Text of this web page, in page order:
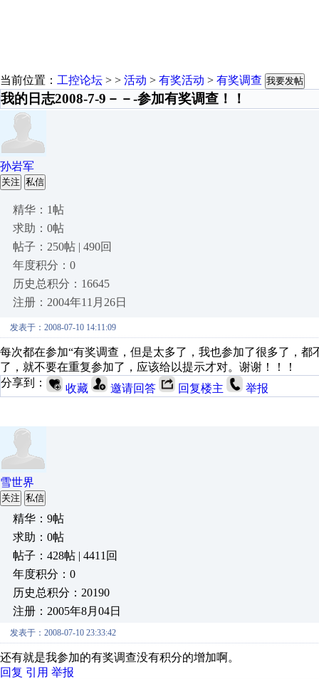
当前位置： 工控论坛 > > 活动 > 有奖活动 > 有奖调查 我要发帖
我的日志2008-7-9－－-参加有奖调查！！
孙岩军
关注 私信
精华：1帖
求助：0帖
帖子：250帖 | 490回
年度积分：0
历史总积分：16645
注册：2004年11月26日
发表于：2008-07-10 14:11:09
每次都在参加“有奖调查，但是太多了，我也参加了很多了，
了，就不要在重复参加了，应该给以提示才对。谢谢！！！
分享到：
收藏 邀请回答 回复楼主 举报
雪世界
关注 私信
精华：9帖
求助：0帖
帖子：428帖 | 4411回
年度积分：0
历史总积分：20190
注册：2005年8月04日
发表于：2008-07-10 23:33:42
还有就是我参加的有奖调查没有积分的增加啊。
回复 引用 举报